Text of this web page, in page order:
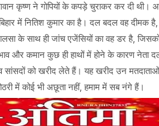
कृष्ण ने गोपियों के कपड़े चुराकर कर दी थी।
में नितिश कुमार का है। दल बदल वह दीमक है,
के साथ ही जांच एजेंसियों का वह डर है, जिसको
और कमान कुछ ही हाथों में होने के कारण नेता
को खरीद लेते हैं। यह खरीद उन
में कोई भी अछूता नहीं, हमाम में सब नंगे हैं।